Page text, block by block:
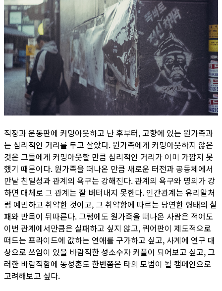
직장과 운동판에 커밍아웃하고 난 후부터, 고향에 있는 원가족과
는 심리적인 거리를 두고 살았다. 원가족에게 커밍아웃하지 않은
것은 그들에게 커밍아웃할 만큼 심리적인 거리가 이미 가깝지 못
했기 때문이다. 원가족을 떠나온 만큼 새로운 터전과 공동체에서
만날 친밀성과 관계의 욕구는 강해진다. 관계의 욕구와 명의가 강
하면 대체로 그 관계는 잘 버텨내지 못한다. 인간관계는 유리알처
럼 예민하고 취약한 것이고, 그 취약함에 따르는 당연한 형태의 실
패와 반목이 뒤따른다. 그럼에도 원가족을 떠나온 사람은 적어도
이번 관계에서만큼은 실패하고 싶지 않고, 퀴어판이 제도적으로
떠드는 프라이드에 값하는 연애를 구가하고 싶고, 사계에 연구 대
상으로 쓰임이 있을 바람직한 성소수자 커플이 되어보고 싶고, 그
러한 바람직함에 동성혼도 한번쯤은 타의 모범이 될 캠페인으로
고려해보고 싶다.